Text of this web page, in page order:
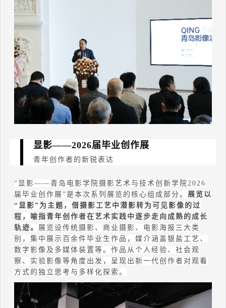
显影——2026届毕业创作展
青年创作者的新锐表达
“ 显影——青岛电影学院摄影艺术与技术创新学院2026
届毕业创作展”是本次系列展览的核心组成部分。 展览以
“显影” 为主题，借摄影工艺中潜影转为可见影像的过
程，喻指青年创作者在艺术实践中逐步走向成熟的成长
轨迹。 展览设传统摄影、商业摄影、电影海报三大类
别，集中展示百余件毕业生作品，媒介涵盖银盐工艺、
数字影像及多媒体装置等。作品从个人经验、社会观
察、实验影像等角度出发，呈现出新一代创作者对观看
方式的独立思考与多样化探索。